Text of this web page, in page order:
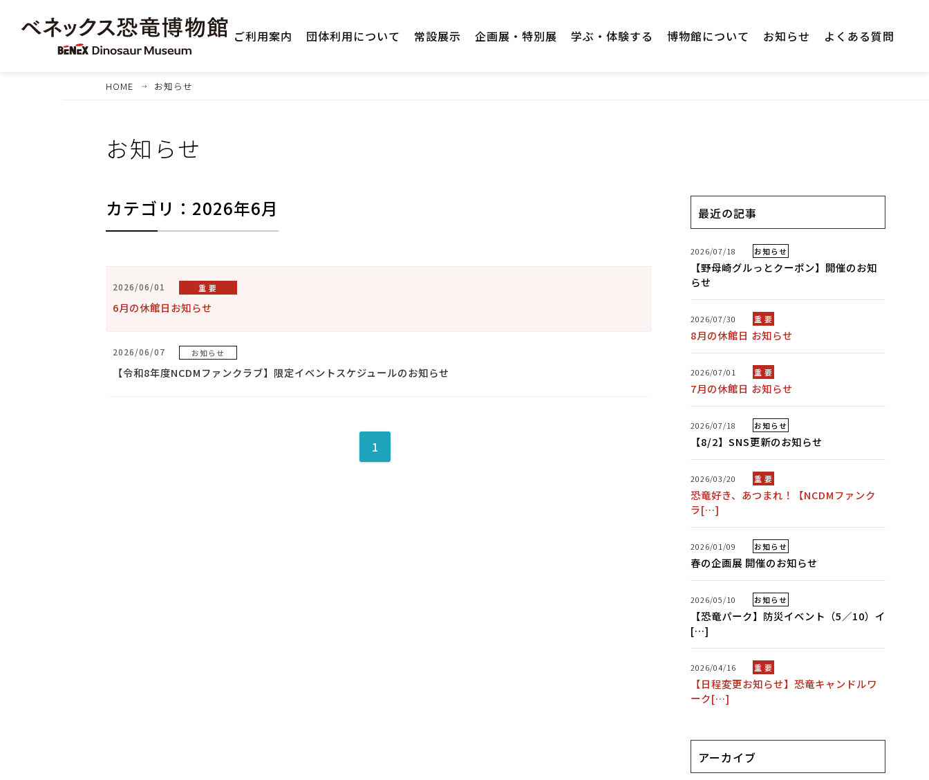
ご利用案内 団体利用について 常設展示 企画展・特別展 学ぶ・体験する 博物館について お知らせ よくある質問
HOME お知らせ
お知らせ
カテゴリ：2026年6月
2026/06/01 重 要
6月の休館日お知らせ
2026/06/07 お知らせ
【令和8年度NCDMファンクラブ】限定イベントスケジュールのお知らせ
1
最近の記事
2026/07/18 お知らせ
【野母崎グルっとクーポン】開催のお知
らせ
2026/07/30 重 要
8月の休館日 お知らせ
2026/07/01 重 要
7月の休館日 お知らせ
2026/07/18 お知らせ
【8/2】SNS更新のお知らせ
2026/03/20 重 要
恐竜好き、あつまれ！【NCDMファンク
ラ[…]
2026/01/09 お知らせ
春の企画展 開催のお知らせ
2026/05/10 お知らせ
【恐竜パーク】防災イベント（5／10）イ
[…]
2026/04/16 重 要
【日程変更お知らせ】恐竜キャンドルワ
ーク[…]
アーカイブ